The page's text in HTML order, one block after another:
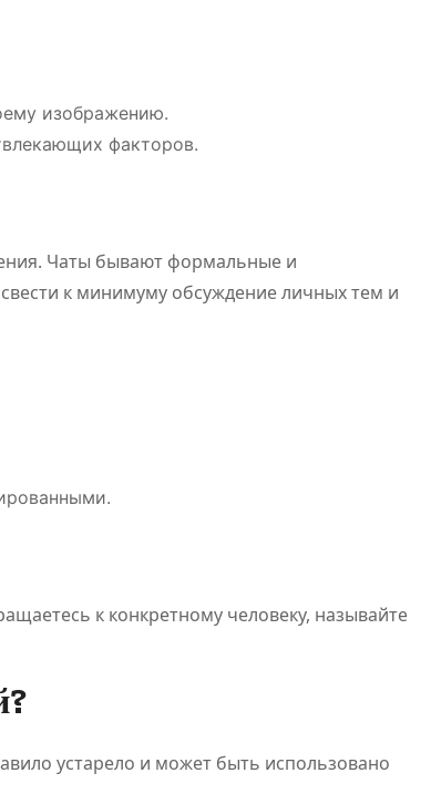
изображению.
факторов.
Чаты бывают формальные и
к минимуму обсуждение личных тем и
к конкретному человеку, называйте
устарело и может быть использовано
и спортивных
событий